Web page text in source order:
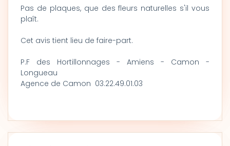
Pas de plaques, que des fleurs naturelles s'il vous
plaît.
Cet avis tient lieu de faire-part.
P.F des Hortillonnages - Amiens - Camon -
Longueau
Agence de Camon 03.22.49.01.03